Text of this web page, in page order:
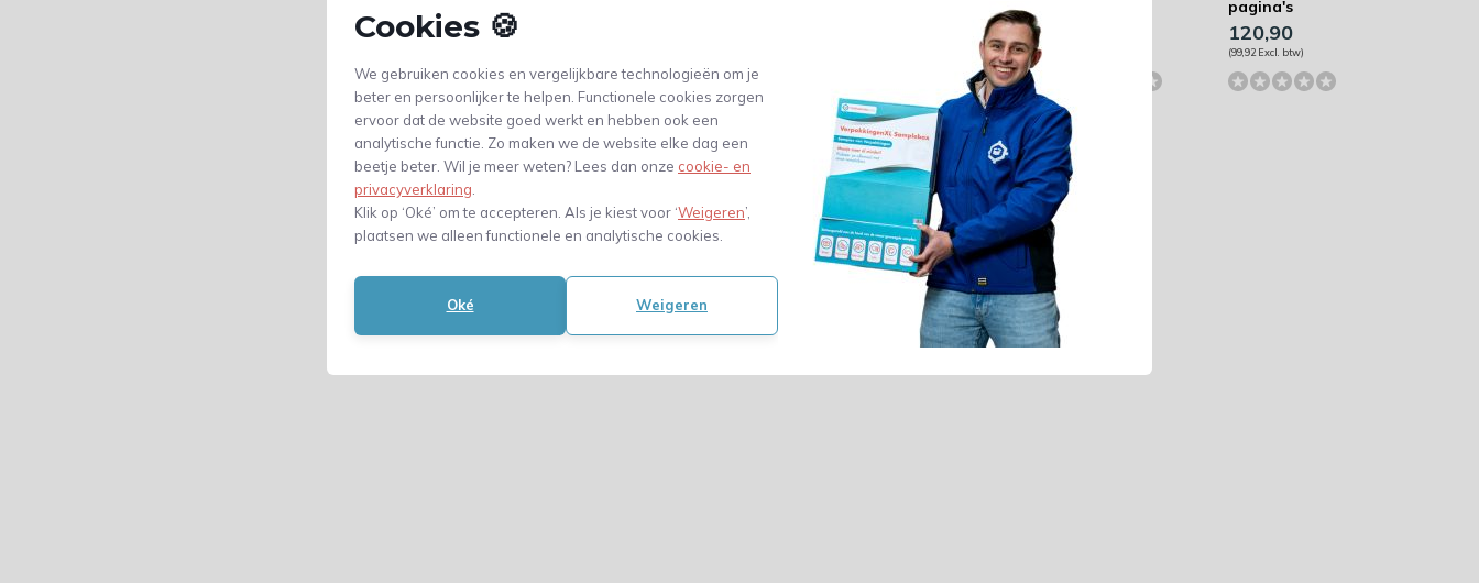
Cookies 🍪
We gebruiken cookies en vergelijkbare technologieën om je
beter en persoonlijker te helpen. Functionele cookies zorgen
ervoor dat de website goed werkt en hebben ook een
analytische functie. Zo maken we de website elke dag een
beetje beter. Wil je meer weten? Lees dan onze cookie- en
privacyverklaring
Klik op ‘Oké’ om te accepteren. Als je kiest voor ‘Weigeren’,
plaatsen we alleen functionele en analytische cookies.
Oké Weigeren
pagina's
120,90
(99,92 Excl. btw)